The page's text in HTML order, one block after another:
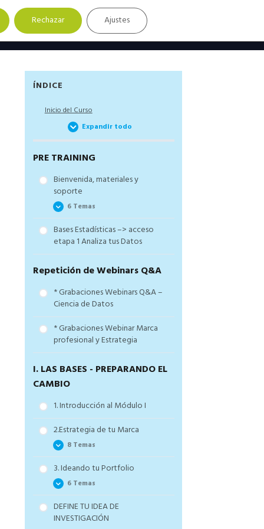
Barra
lateral
principal
ÍNDICE
Inicio del Curso
Expandir todo
PRE TRAINING
Bienvenida, materiales y
soporte
6 Temas
Bienvenida y… ¡Gracias!
Los dos aspectos clave de
un Científico Libre
Científico Libre
El soporte
El resumen de la lección
Bases Estadísticas –> acceso
etapa 1 Analiza tus Datos
Repetición de Webinars Q&A
* Grabaciones Webinars Q&A –
Ciencia de Datos
* Grabaciones Webinar Marca
profesional y Estrategia
I. LAS BASES - PREPARANDO EL
CAMBIO
1. Introducción al Módulo I
2.Estrategia de tu Marca
8 Temas
2.1. Objetivos y Objetivos
SMART
2.2. Define tu temática y
subtemática
3. Ideando tu Portfolio
6 Temas
3.1 La Pirámide del Análisis
de Datos
DEFINE TU IDEA DE
INVESTIGACIÓN
Rechazar Ajustes